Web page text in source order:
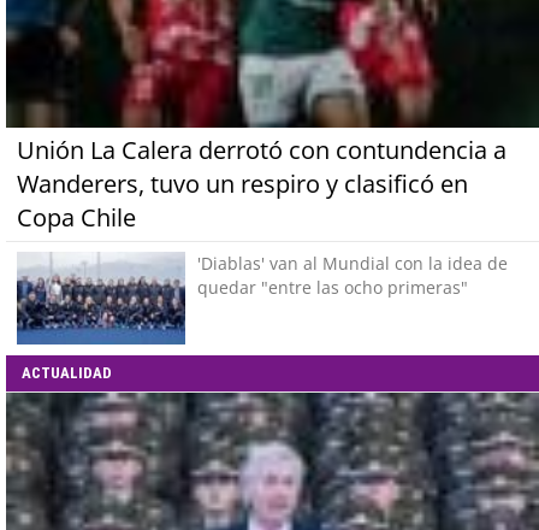
Unión La Calera derrotó con contundencia a
Wanderers, tuvo un respiro y clasificó en
Copa Chile
'Diablas' van al Mundial con la idea de
quedar "entre las ocho primeras"
ACTUALIDAD